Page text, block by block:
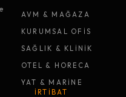
AVM & MAĞAZA
KURUMSAL OFİS
SAĞLIK & KLİNİK
OTEL & HORECA
YAT & MARİNE
İRTİBAT